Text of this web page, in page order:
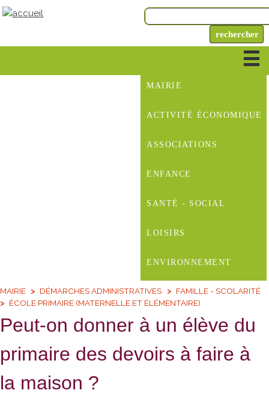
MAIRIE
ACTIVITÉ ÉCONOMIQUE
ASSOCIATIONS
ENFANCE
SANTÉ - SOCIAL
LOISIRS
ENVIRONNEMENT
MAIRIE DÉMARCHES ADMINISTRATIVES
FAMILLE - SCOLARITÉ
ÉCOLE PRIMAIRE (MATERNELLE ET ÉLÉMENTAIRE)
Peut-on donner à un élève du
primaire des devoirs à faire à
la maison ?